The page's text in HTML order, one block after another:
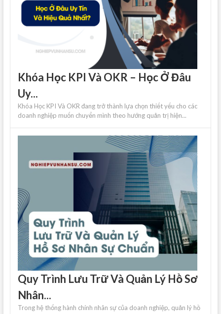
Khóa Học KPI Và OKR – Học Ở Đâu
Uy...
Khóa Học KPI Và OKR đang trở thành lựa chọn thiết yếu cho các
doanh nghiệp muốn chuyển mình theo hướng quản trị hiện...
Quy Trình Lưu Trữ Và Quản Lý Hồ Sơ
Nhân...
Trong hệ thống hành chính nhân sự của doanh nghiệp, quản lý hồ